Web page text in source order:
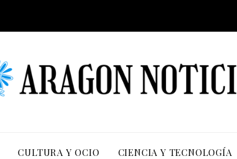
CULTURA Y OCIO CIENCIA Y TECNOLOGÍA